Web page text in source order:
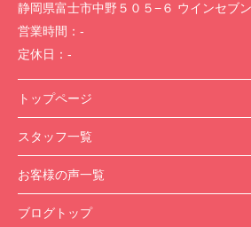
静岡県富士市中野５０５−６ ウインセブ
営業時間： -
定休日： -
トップページ
スタッフ一覧
お客様の声一覧
ブログトップ